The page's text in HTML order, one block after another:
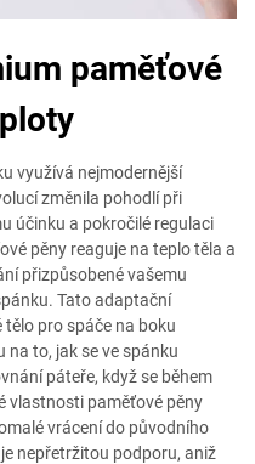
paměťové
využívá nejmodernější
změnila pohodlí při
účinku a pokročilé regulaci
pěny reaguje na teplo těla a
přizpůsobené vašemu
Tato adaptační
pro spáče na boku
to, jak se ve spánku
páteře, když se během
vlastnosti paměťové pěny
vrácení do původního
nepřetržitou podporu, aniž